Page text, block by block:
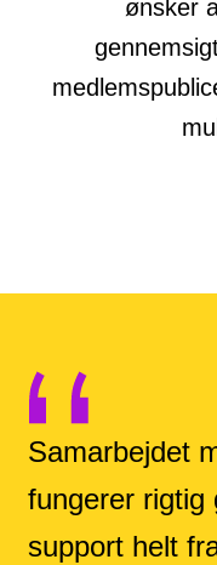
ønsker
Samarbejdet
fungerer rigtig
support helt